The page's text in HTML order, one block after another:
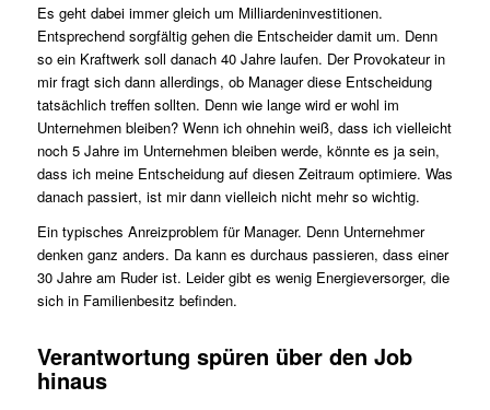
Es geht dabei immer gleich um Milliardeninvestitionen.
Entsprechend sorgfältig gehen die Entscheider damit um. Denn
so ein Kraftwerk soll danach 40 Jahre laufen. Der Provokateur in
mir fragt sich dann allerdings, ob Manager diese Entscheidung
tatsächlich treffen sollten. Denn wie lange wird er wohl im
Unternehmen bleiben? Wenn ich ohnehin weiß, dass ich vielleicht
noch 5 Jahre im Unternehmen bleiben werde, könnte es ja sein,
dass ich meine Entscheidung auf diesen Zeitraum optimiere. Was
danach passiert, ist mir dann vielleich nicht mehr so wichtig.
Ein typisches Anreizproblem für Manager. Denn Unternehmer
denken ganz anders. Da kann es durchaus passieren, dass einer
30 Jahre am Ruder ist. Leider gibt es wenig Energieversorger, die
sich in Familienbesitz befinden.
Verantwortung spüren über den Job
hinaus